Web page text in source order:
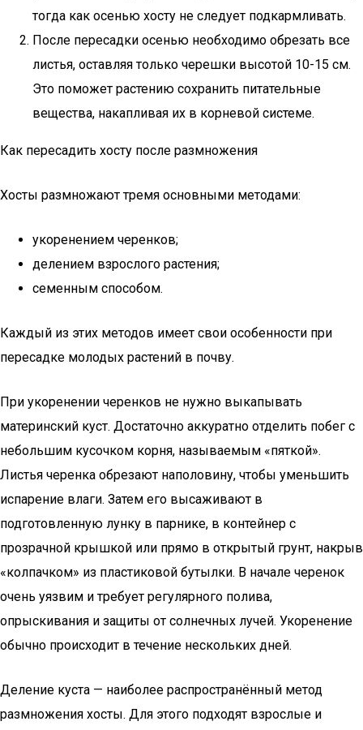
тогда как осенью хосту не следует подкармливать.
После пересадки осенью необходимо обрезать все
листья, оставляя только черешки высотой 10-15 см.
Это поможет растению сохранить питательные
вещества, накапливая их в корневой системе.
Как пересадить хосту после размножения
Хосты размножают тремя основными методами:
укоренением черенков;
делением взрослого растения;
семенным способом.
Каждый из этих методов имеет свои особенности при
пересадке молодых растений в почву.
При укоренении черенков не нужно выкапывать
материнский куст. Достаточно аккуратно отделить побег с
небольшим кусочком корня, называемым «пяткой».
Листья черенка обрезают наполовину, чтобы уменьшить
испарение влаги. Затем его высаживают в
подготовленную лунку в парнике, в контейнер с
прозрачной крышкой или прямо в открытый грунт, накрыв
«колпачком» из пластиковой бутылки. В начале черенок
очень уязвим и требует регулярного полива,
опрыскивания и защиты от солнечных лучей. Укоренение
обычно происходит в течение нескольких дней.
Деление куста — наиболее распространённый метод
размножения хосты. Для этого подходят взрослые и